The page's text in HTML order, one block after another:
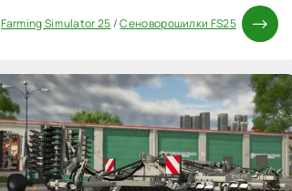
Farming Simulator 25/Сеноворошилки FS25